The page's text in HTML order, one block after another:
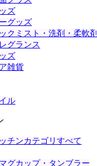
ズ
グッズ
クミスト・洗剤・柔軟剤
グランス
ズ
雑貨
ル
チンカテゴリすべて
グカップ・タンブラー